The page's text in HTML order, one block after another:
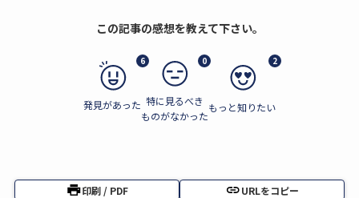
この記事の感想を教えて下さい。
6
発見があった
0
特に見るべき
ものがなかった
2
もっと知りたい
印刷 / PDF URLをコピー